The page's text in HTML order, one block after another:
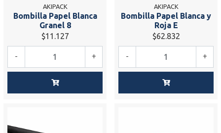
AKIPACK
Bombilla Papel Blanca
Granel 8
$11.127
+
-
AKIPACK
Bombilla Papel Blanca y
Roja E
$62.832
+
-